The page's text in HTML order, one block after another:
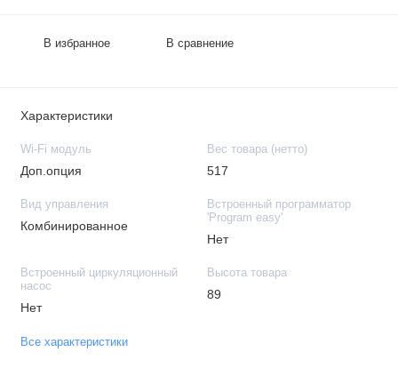
В избранное В сравнение
Характеристики
Wi-Fi модуль
Доп.опция
Вес товара (нетто)
517
Вид управления
Комбинированное
Встроенный программатор
'Program easy'
Нет
Встроенный циркуляционный
насос
Нет
Высота товара
89
Все характеристики